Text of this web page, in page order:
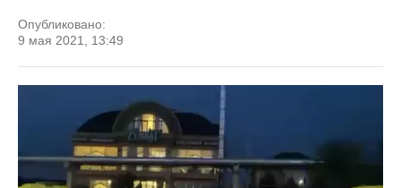
Опубликовано:
9 мая 2021, 13:49